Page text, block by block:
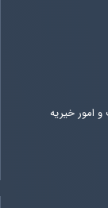
و امور خیریه